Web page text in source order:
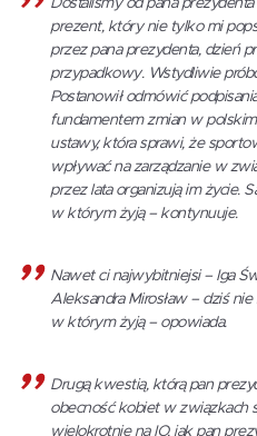
Dostaliśmy od pana
prezent, który nie tylko mi
przez pana prezydenta, dzień
przypadkowy. Wstydliwie
Postanowił odmówić
fundamentem zmian w
ustawy, która sprawi, że
wpływać na zarządzanie w
przez lata organizują im życie.
w którym żyją – kontynuuje.
Nawet ci najwybitniejsi – Iga
Aleksandra Mirosław – dziś
w którym żyją – opowiada.
Drugą kwestią, którą pan
obecność kobiet w związkach
wielokrotnie na IO, jak pan